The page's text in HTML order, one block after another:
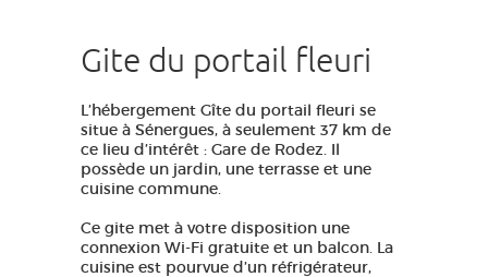
Gite du portail fleuri
L’hébergement Gîte du portail fleuri se
situe à Sénergues, à seulement 37 km de
ce lieu d’intérêt : Gare de Rodez. Il
possède un jardin, une terrasse et une
cuisine commune.
Ce gite met à votre disposition une
connexion Wi-Fi gratuite et un balcon. La
cuisine est pourvue d’un réfrigérateur,